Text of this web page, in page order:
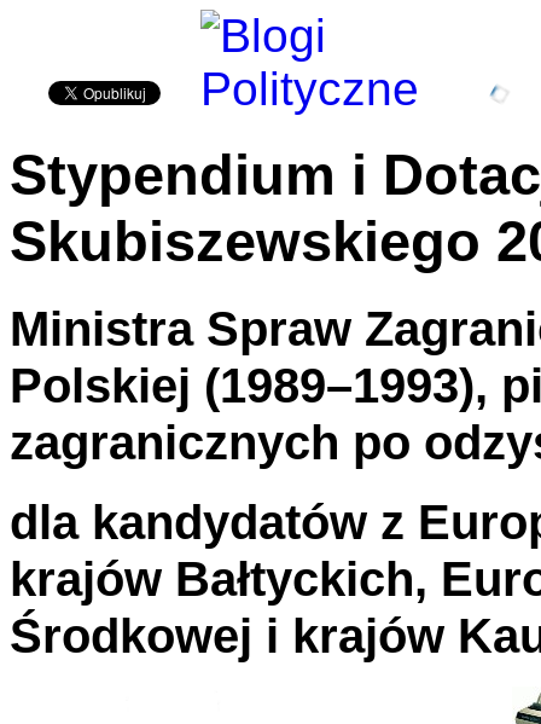
Stypendium i
Skubiszewskiego
Ministra Spraw
Polskiej (1989–1993),
zagranicznych po
dla kandydatów z
krajów Bałtyckich,
Środkowej i krajów